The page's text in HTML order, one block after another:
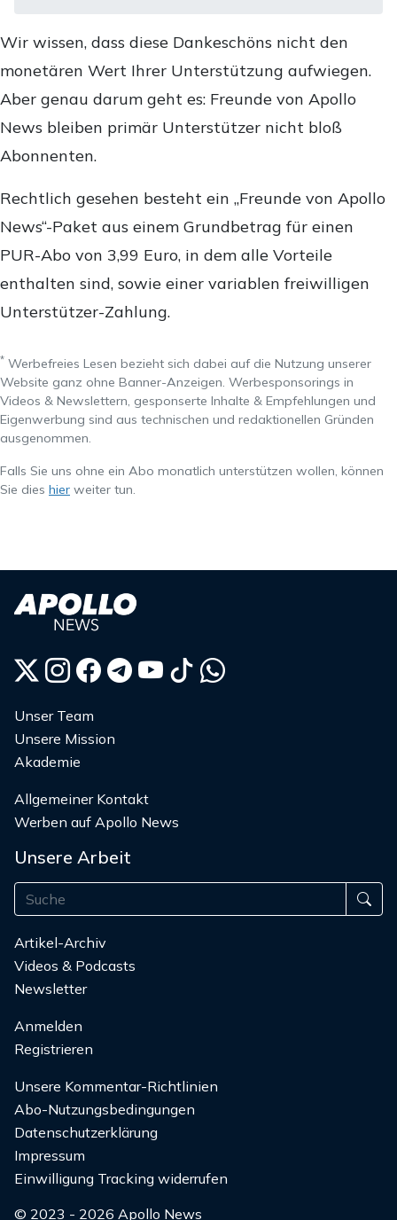
Wir wissen, dass diese Dankeschöns nicht den
monetären Wert Ihrer Unterstützung aufwiegen.
Aber genau darum geht es: Freunde von Apollo
News bleiben primär Unterstützer nicht bloß
Abonnenten.
Rechtlich gesehen besteht ein „Freunde von Apollo
News“-Paket aus einem Grundbetrag für einen
PUR-Abo von 3,99 Euro, in dem alle Vorteile
enthalten sind, sowie einer variablen freiwilligen
Unterstützer-Zahlung.
* Werbefreies Lesen bezieht sich dabei auf die Nutzung unserer
Website ganz ohne Banner-Anzeigen. Werbesponsorings in
Videos & Newslettern, gesponserte Inhalte & Empfehlungen und
Eigenwerbung sind aus technischen und redaktionellen Gründen
ausgenommen.
Falls Sie uns ohne ein Abo monatlich unterstützen wollen, können
Sie dies hier weiter tun.
Unser Team
Unsere Mission
Akademie
Allgemeiner Kontakt
Werben auf Apollo News
Unsere Arbeit
Artikel-Archiv
Videos & Podcasts
Newsletter
Anmelden
Registrieren
Unsere Kommentar-Richtlinien
Abo-Nutzungsbedingungen
Datenschutzerklärung
Impressum
Einwilligung Tracking widerrufen
© 2023 - 2026 Apollo News